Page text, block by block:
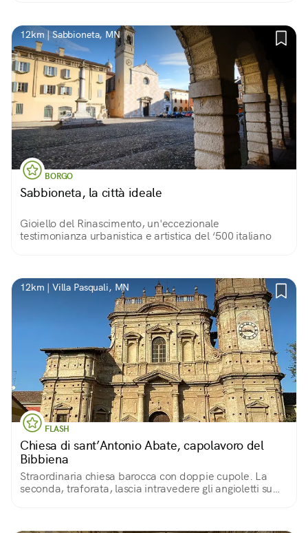
12km | Sabbioneta, MN
BORGO
Sabbioneta, la città ideale
Gioiello del Rinascimento, un'eccezionale
testimonianza urbanistica e artistica del ‘500 italiano
12km | Villa Pasquali, MN
FLASH
Chiesa di sant’Antonio Abate, capolavoro del
Bibbiena
Straordinaria chiesa barocca con doppie cupole. La
seconda, traforata, lascia intravedere gli angioletti su